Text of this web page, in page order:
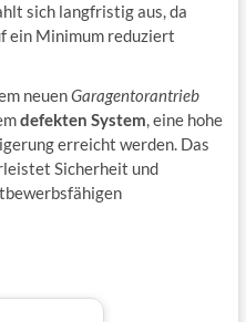
sich langfristig aus, da
ein Minimum reduziert
neuenGaragentorantrieb
defekten System, eine hohe
erreicht werden. Das
Sicherheit und